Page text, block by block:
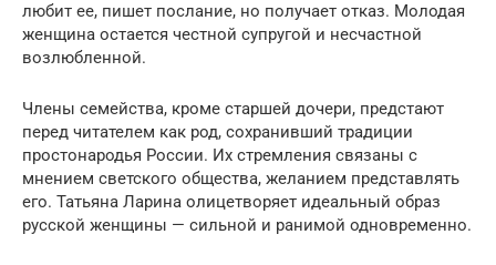
любит ее, пишет послание, но получает отказ. Молодая
женщина остается честной супругой и несчастной
возлюбленной.
Члены семейства, кроме старшей дочери, предстают
перед читателем как род, сохранивший традиции
простонародья России. Их стремления связаны с
мнением светского общества, желанием представлять
его. Татьяна Ларина олицетворяет идеальный образ
русской женщины — сильной и ранимой одновременно.